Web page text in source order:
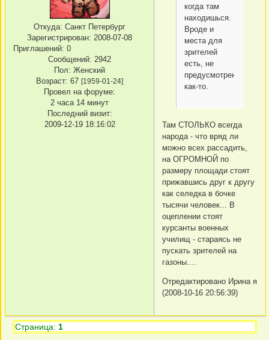
Откуда: Санкт Петербург
Зарегистрирован: 2008-07-08
Приглашений: 0
Сообщений: 2942
Пол: Женский
Возраст: 67 [1959-01-24]
Провел на форуме:
2 часа 14 минут
Последний визит:
2009-12-19 18:16:02
когда там
находишься.
Вроде и
места для
зрителей
есть, не
предусмотрено
как-то.
Там СТОЛЬКО всегда
народа - что вряд ли
можно всех рассадить,
на ОГРОМНОЙ по
размеру площади стоят
прижавшись друг к другу
как селедка в бочке
тысячи человек... В
оцеплении стоят
курсанты военных
училищ - стараясь не
пускать зрителей на
газоны....
Отредактировано Ирина я
(2008-10-16 20:56:39)
Страница:1